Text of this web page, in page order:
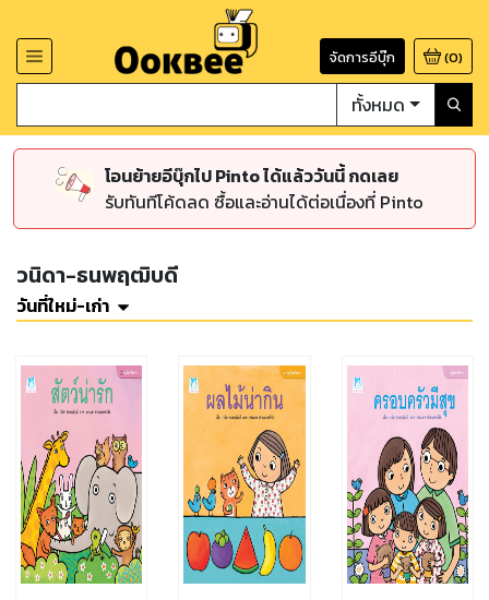
จัดการอีบุ๊ก (0)
ทั้งหมด
โอนย้ายอีบุ๊กไป Pinto ได้แล้ววันนี้ กดเลย
รับทันทีโค้ดลด ซื้อและอ่านได้ต่อเนื่องที่ Pinto
วนิดา-ธนพฤฒิบดี
วันที่ใหม่-เก่า